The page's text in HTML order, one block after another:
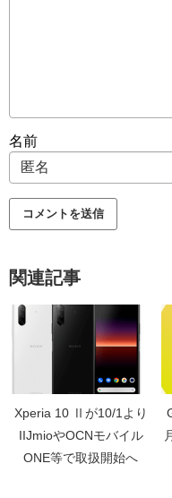
名前
関連記事
Xperia 10 Ⅱが10/1より
IIJmioやOCNモバイル
ONE等で取扱開始へ